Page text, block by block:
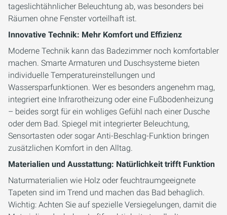
tageslichtähnlicher Beleuchtung ab, was besonders bei
Räumen ohne Fenster vorteilhaft ist.
Innovative Technik: Mehr Komfort und Effizienz
Moderne Technik kann das Badezimmer noch komfortabler
machen. Smarte Armaturen und Duschsysteme bieten
individuelle Temperatureinstellungen und
Wassersparfunktionen. Wer es besonders angenehm mag,
integriert eine Infrarotheizung oder eine Fußbodenheizung
– beides sorgt für ein wohliges Gefühl nach einer Dusche
oder dem Bad. Spiegel mit integrierter Beleuchtung,
Sensortasten oder sogar Anti-Beschlag-Funktion bringen
zusätzlichen Komfort in den Alltag.
Materialien und Ausstattung: Natürlichkeit trifft Funktion
Naturmaterialien wie Holz oder feuchtraumgeeignete
Tapeten sind im Trend und machen das Bad behaglich.
Wichtig: Achten Sie auf spezielle Versiegelungen, damit die